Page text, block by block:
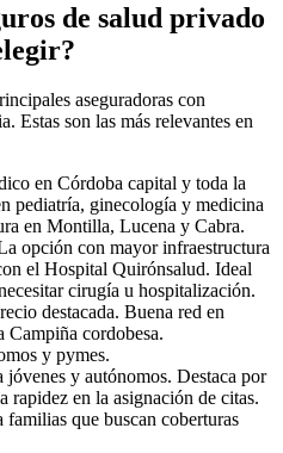
de salud privado
aseguradoras con
Estas son las más relevantes en
en Córdoba capital y toda la
pediatría, ginecología y medicina
en Montilla, Lucena y Cabra.
opción con mayor infraestructura
el Hospital Quirónsalud. Ideal
cirugía u hospitalización.
destacada. Buena red en
Campiña cordobesa.
y pymes.
jóvenes y autónomos. Destaca por
rapidez en la asignación de citas.
que buscan coberturas